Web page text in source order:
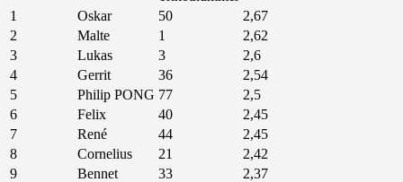
1
Oskar 50
2,67
2
Malte 1
2,62
3
Lukas 3
2,6
4
Gerrit 36
2,54
5
Philip PONG 77
2,5
6
Felix 40
2,45
7
René 44
2,45
8
Cornelius 21
2,42
9
Bennet 33
2,37